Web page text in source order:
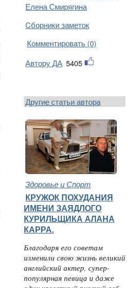
Елена Смирягина
Cборники заметок
Комментировать (0)
Автору ДА 5405
Другие статьи автора
Здоровье и Спорт
КРУЖОК ПОХУДАНИЯ
ИМЕНИ ЗАЯДЛОГО
КУРИЛЬЩИКА АЛАНА
КАРРА.
Благодаря его советам
изменили свою жизнь великий
английский актер, супер-
популярная певица и даже